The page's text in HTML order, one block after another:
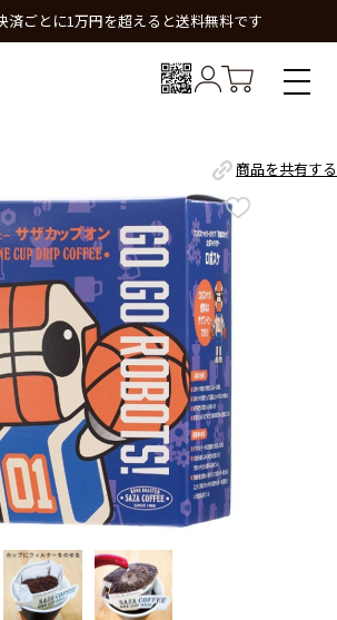
済ごとに1万円を超えると送料無料です
商品を共有する